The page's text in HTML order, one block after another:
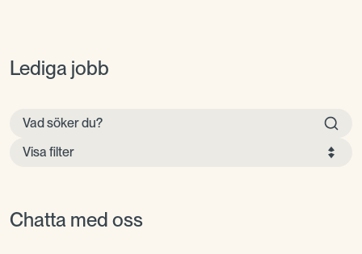
Lediga jobb
Visa filter
Chatta med oss